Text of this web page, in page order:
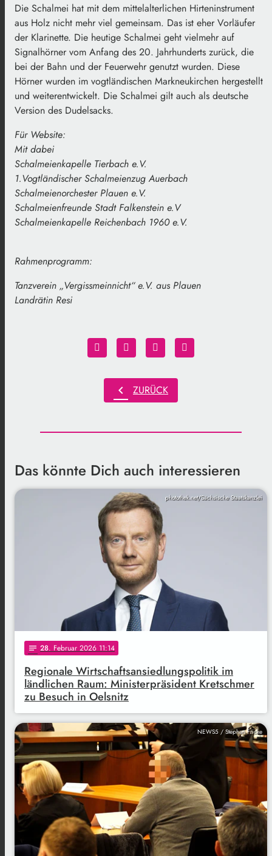
Die Schalmei hat mit dem mittelalterlichen Hirteninstrument
aus Holz nicht mehr viel gemeinsam. Das ist eher Vorläufer
der Klarinette. Die heutige Schalmei geht vielmehr auf
Signalhörner vom Anfang des 20. Jahrhunderts zurück, die
bei der Bahn und der Feuerwehr genutzt wurden. Diese
Hörner wurden im vogtländischen Markneukirchen hergestellt
und weiterentwickelt. Die Schalmei gilt auch als deutsche
Version des Dudelsacks.
Für Website:
Mit dabei
Schalmeienkapelle Tierbach e.V.
1.Vogtländischer Schalmeienzug Auerbach
Schalmeienorchester Plauen e.V.
Schalmeienfreunde Stadt Falkenstein e.V
Schalmeienkapelle Reichenbach 1960 e.V.
Rahmenprogramm:
Tanzverein „Vergissmeinnicht“ e.V. aus Plauen
Landrätin Resi
chevron_left ZURÜCK
Das könnte Dich auch interessieren
photothek.net/Sächsische Staatskanzlei
notes 28. Februar 2026 11:14
Regionale Wirtschaftsansiedlungspolitik im
ländlichen Raum: Ministerpräsident Kretschmer
zu Besuch in Oelsnitz
NEWS5 / Stephan Fricke